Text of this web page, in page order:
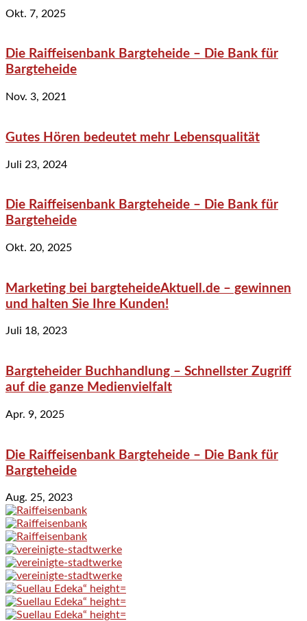
Okt. 7, 2025
Die Raiffeisenbank Bargteheide – Die Bank für
Bargteheide
Nov. 3, 2021
Gutes Hören bedeutet mehr Lebensqualität
Juli 23, 2024
Die Raiffeisenbank Bargteheide – Die Bank für
Bargteheide
Okt. 20, 2025
Marketing bei bargteheideAktuell.de – gewinnen
und halten Sie Ihre Kunden!
Juli 18, 2023
Bargteheider Buchhandlung – Schnellster Zugriff
auf die ganze Medienvielfalt
Apr. 9, 2025
Die Raiffeisenbank Bargteheide – Die Bank für
Bargteheide
Aug. 25, 2023